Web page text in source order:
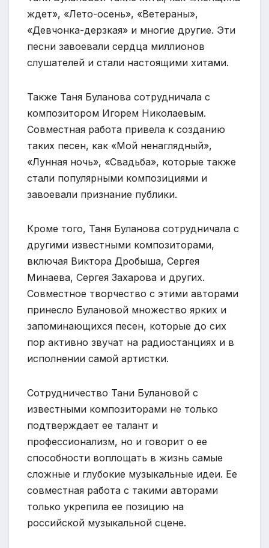
ждет», «Лето-осень», «Ветераны»,
«Девчонка-дерзкая» и многие другие. Эти
песни завоевали сердца миллионов
слушателей и стали настоящими хитами.
Также Таня Буланова сотрудничала с
композитором Игорем Николаевым.
Совместная работа привела к созданию
таких песен, как «Мой ненаглядный»,
«Лунная ночь», «Свадьба», которые также
стали популярными композициями и
завоевали признание публики.
Кроме того, Таня Буланова сотрудничала с
другими известными композиторами,
включая Виктора Дробыша, Сергея
Минаева, Сергея Захарова и других.
Совместное творчество с этими авторами
принесло Булановой множество ярких и
запоминающихся песен, которые до сих
пор активно звучат на радиостанциях и в
исполнении самой артистки.
Сотрудничество Тани Булановой с
известными композиторами не только
подтверждает ее талант и
профессионализм, но и говорит о ее
способности воплощать в жизнь самые
сложные и глубокие музыкальные идеи. Ее
совместная работа с такими авторами
только укрепила ее позицию на
российской музыкальной сцене.